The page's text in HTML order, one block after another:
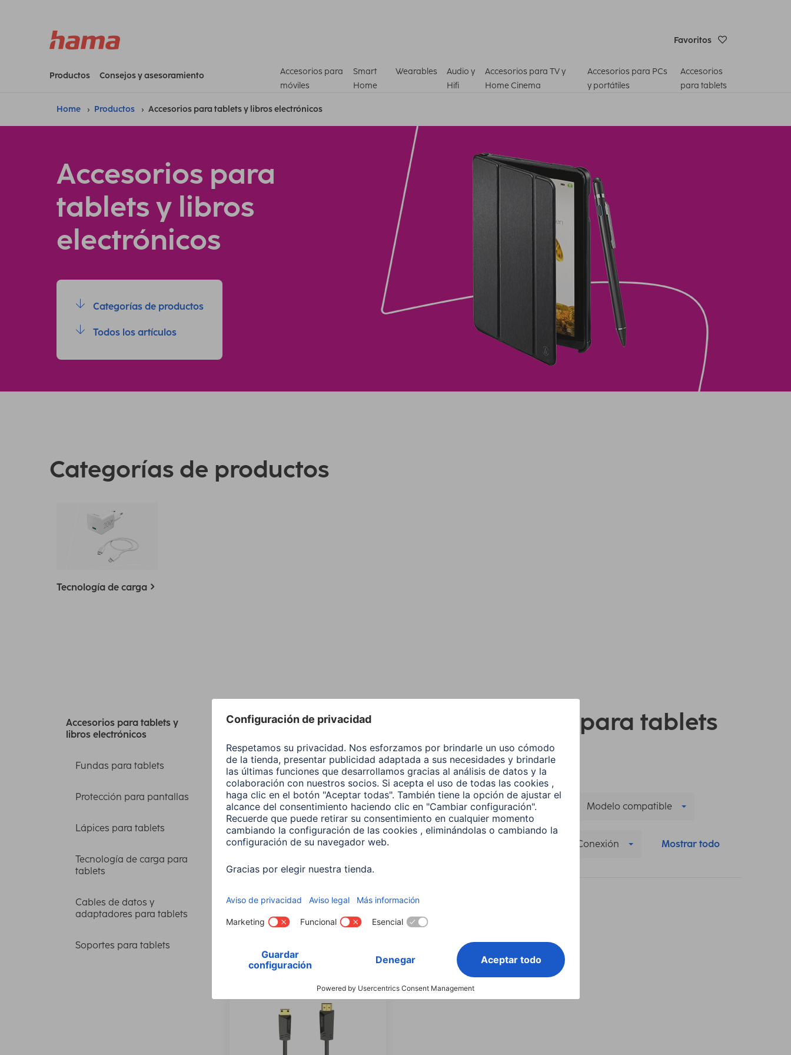
Favoritos
Productos Consejos y asesoramiento
Accesorios para
móviles
Smart
Home
Wearables
Audio y
Hifi
Accesorios para TV y
Home Cinema
Accesorios para PCs
y portátiles
Accesorios
para tablets
Home Productos Accesorios para tablets y libros electrónicos
Accesorios para
tablets y libros
electrónicos
Categorías de productos
Todos los artículos
Categorías de productos
Tecnología de carga
Accesorios para tablets y
libros electrónicos
Fundas para tablets
Protección para pantallas
Lápices para tablets
Tecnología de carga para
tablets
Cables de datos y
adaptadores para tablets
Soportes para tablets
Todos los artículos: Accesorios para tablets
y libros electrónicos
Ordenar por: Tipo de Producto(1) Marca compatible Modelo compatible
Price Calidad Máx Resolución Conexión Mostrar todo
Tipo de Producto: HDMI™-Cable Delete all filters